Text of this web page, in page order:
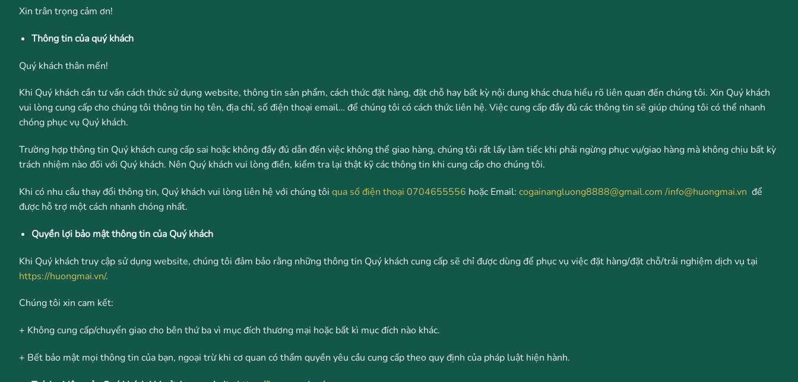
Xin trân trọng cảm ơn!
Thông tin của quý khách
Quý khách thân mến!
Khi Quý khách cần tư vấn cách thức sử dụng website, thông tin sản phẩm, cách thức đặt hàng, đặt chỗ hay bất kỳ nội dung khác chưa hiểu rõ liên quan đến chúng tôi. Xin Quý khách
vui lòng cung cấp cho chúng tôi thông tin họ tên, địa chỉ, số điện thoại email… để chúng tôi có cách thức liên hệ. Việc cung cấp đầy đủ các thông tin sẽ giúp chúng tôi có thể nhanh
chóng phục vụ Quý khách.
Trường hợp thông tin Quý khách cung cấp sai hoặc không đầy đủ dẫn đến việc không thể giao hàng, chúng tôi rất lấy làm tiếc khi phải ngừng phục vụ/giao hàng mà không chịu bất kỳ
trách nhiệm nào đối với Quý khách. Nên Quý khách vui lòng điền, kiểm tra lại thật kỹ các thông tin khi cung cấp cho chúng tôi.
Khi có nhu cầu thay đổi thông tin, Quý khách vui lòng liên hệ với chúng tôi qua số điện thoại 0704655556 hoặc Email: cogainangluong8888@gmail.com /info@huongmai.vn để
được hỗ trợ một cách nhanh chóng nhất.
Quyền lợi bảo mật thông tin của Quý khách
Khi Quý khách truy cập sử dụng website, chúng tôi đảm bảo rằng những thông tin Quý khách cung cấp sẽ chỉ được dùng để phục vụ việc đặt hàng/đặt chỗ/trải nghiệm dịch vụ tại
https://huongmai.vn/.
Chúng tôi xin cam kết:
+ Không cung cấp/chuyển giao cho bên thứ ba vì mục đích thương mại hoặc bất kì mục đích nào khác.
+ Bết bảo mật mọi thông tin của bạn, ngoại trừ khi cơ quan có thẩm quyền yêu cầu cung cấp theo quy định của pháp luật hiện hành.